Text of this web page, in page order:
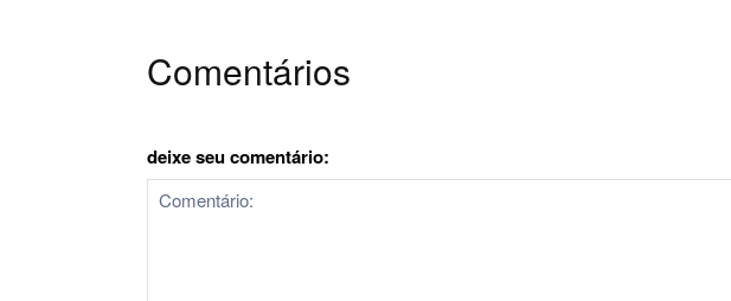
Comentários
deixe seu comentário: